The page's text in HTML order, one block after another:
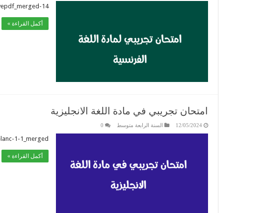
14
أكمل القراءة »
امتحان تجريبي في مادة اللغة الانجليزية
12/05/2024 السنة الرابعة متوسط 0
1-1_merged
أكمل القراءة »